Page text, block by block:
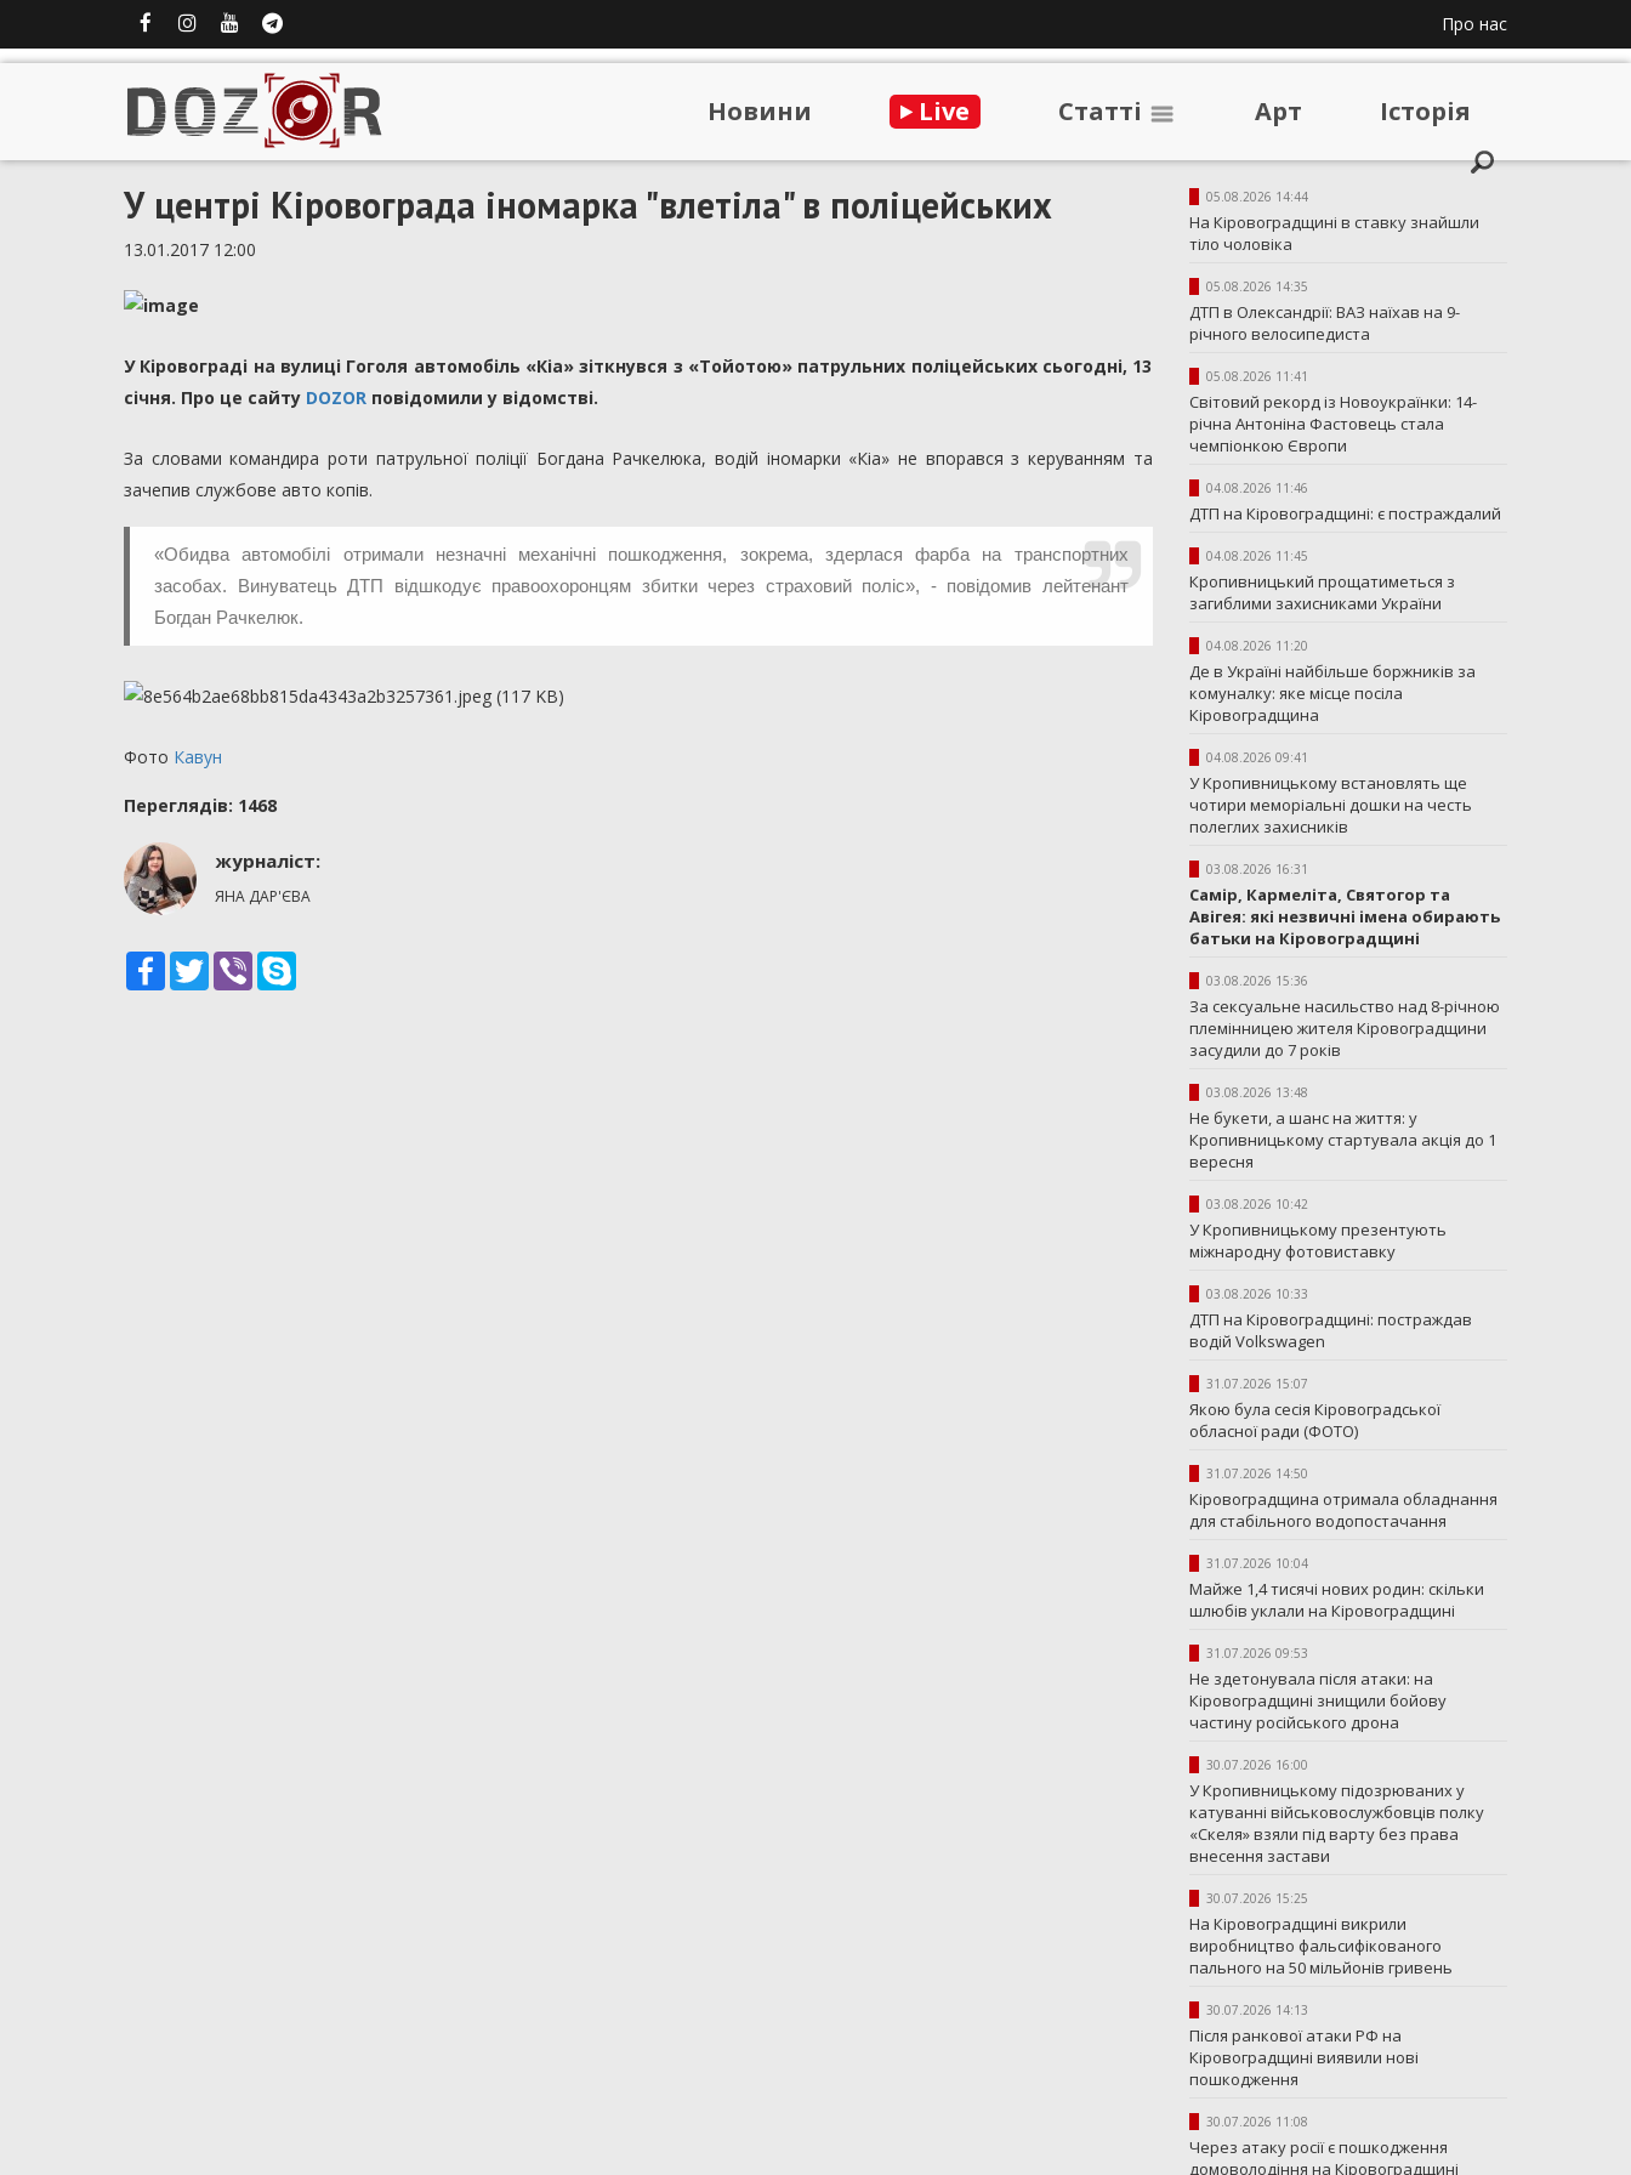
Про нас
Новини Live Статтi Арт Iсторiя
У центрі Кіровограда іномарка "влетіла" в поліцейських
13.01.2017 12:00
У Кіровограді на вулиці Гоголя автомобіль «Кіа» зіткнувся з «Тойотою» патрульних поліцейських сьогодні, 13
січня. Про це сайту DOZOR повідомили у відомстві.
За словами командира роти патрульної поліції Богдана Рачкелюка, водій іномарки «Кіа» не впорався з керуванням та
зачепив службове авто копів.
«Обидва автомобілі отримали незначні механічні пошкодження, зокрема, здерлася фарба на транспортних
засобах. Винуватець ДТП відшкодує правоохоронцям збитки через страховий поліс», - повідомив лейтенант
Богдан Рачкелюк.
Фото Кавун
Переглядiв: 1468
журналіст:
ЯНА ДАР'ЄВА
Facebook
TwitterViber
05.08.2026 14:44
На Кіровоградщині в ставку знайшли
тіло чоловіка
05.08.2026 14:35
ДТП в Олександрії: ВАЗ наїхав на 9-
річного велосипедиста
05.08.2026 11:41
Світовий рекорд із Новоукраїнки: 14-
річна Антоніна Фастовець стала
чемпіонкою Європи
04.08.2026 11:46
ДТП на Кіровоградщині: є постраждалий
04.08.2026 11:45
Кропивницький прощатиметься з
загиблими захисниками України
04.08.2026 11:20
Де в Україні найбільше боржників за
комуналку: яке місце посіла
Кіровоградщина
04.08.2026 09:41
У Кропивницькому встановлять ще
чотири меморіальні дошки на честь
полеглих захисників
03.08.2026 16:31
Самір, Кармеліта, Святогор та
Авігея: які незвичні імена обирають
батьки на Кіровоградщині
03.08.2026 15:36
За сексуальне насильство над 8-річною
племінницею жителя Кіровоградщини
засудили до 7 років
03.08.2026 13:48
Не букети, а шанс на життя: у
Кропивницькому стартувала акція до 1
вересня
03.08.2026 10:42
У Кропивницькому презентують
міжнародну фотовиставку
03.08.2026 10:33
ДТП на Кіровоградщині: постраждав
водій Volkswagen
31.07.2026 15:07
Якою була сесія Кіровоградської
обласної ради (ФОТО)
31.07.2026 14:50
Кіровоградщина отримала обладнання
для стабільного водопостачання
31.07.2026 10:04
Майже 1,4 тисячі нових родин: скільки
шлюбів уклали на Кіровоградщині
31.07.2026 09:53
Не здетонувала після атаки: на
Кіровоградщині знищили бойову
частину російського дрона
30.07.2026 16:00
У Кропивницькому підозрюваних у
катуванні військовослужбовців полку
«Скеля» взяли під варту без права
внесення застави
30.07.2026 15:25
На Кіровоградщині викрили
виробництво фальсифікованого
пального на 50 мільйонів гривень
30.07.2026 14:13
Після ранкової атаки РФ на
Кіровоградщині виявили нові
пошкодження
30.07.2026 11:08
Через атаку росії є пошкодження
домоволодіння на Кіровоградщині